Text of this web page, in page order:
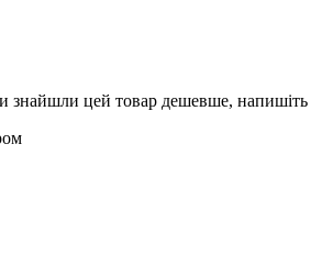
знайшли цей товар дешевше,